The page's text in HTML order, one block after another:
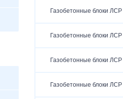
Газобетонные блоки
Газобетонные блоки
Газобетонные блоки
Газобетонные блоки